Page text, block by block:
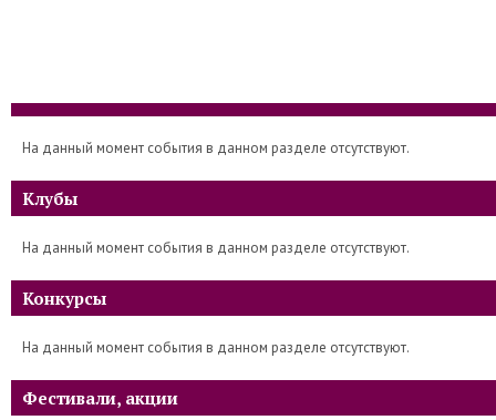
На данный момент события в данном разделе отсутствуют.
Клубы
На данный момент события в данном разделе отсутствуют.
Конкурсы
На данный момент события в данном разделе отсутствуют.
Фестивали, акции